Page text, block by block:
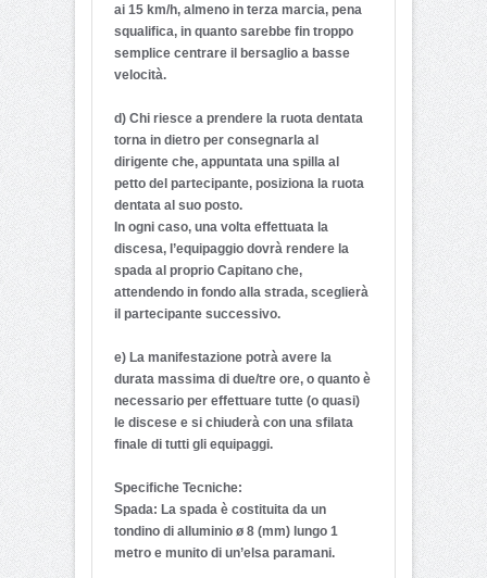
ai 15 km/h, almeno in terza marcia, pena
squalifica, in quanto sarebbe fin troppo
semplice centrare il bersaglio a basse
velocità.
d) Chi riesce a prendere la ruota dentata
torna in dietro per consegnarla al
dirigente che, appuntata una spilla al
petto del partecipante, posiziona la ruota
dentata al suo posto.
In ogni caso, una volta effettuata la
discesa, l’equipaggio dovrà rendere la
spada al proprio Capitano che,
attendendo in fondo alla strada, sceglierà
il partecipante successivo.
e) La manifestazione potrà avere la
durata massima di due/tre ore, o quanto è
necessario per effettuare tutte (o quasi)
le discese e si chiuderà con una sfilata
finale di tutti gli equipaggi.
Specifiche Tecniche:
Spada: La spada è costituita da un
tondino di alluminio ø 8 (mm) lungo 1
metro e munito di un’elsa paramani.